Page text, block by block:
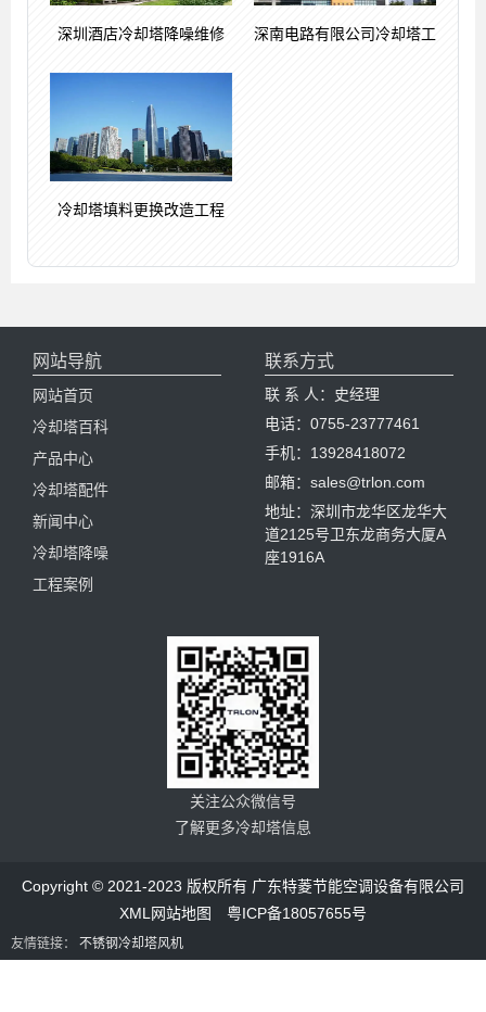
深圳酒店冷却塔降噪维修 深南电路有限公司冷却塔工
冷却塔填料更换改造工程
网站导航
网站首页
冷却塔百科
产品中心
冷却塔配件
新闻中心
冷却塔降噪
工程案例
联系方式
联 系 人：史经理
电话：0755-23777461
手机：13928418072
邮箱：sales@trlon.com
地址：深圳市龙华区龙华大
道2125号卫东龙商务大厦A
座1916A
关注公众微信号
了解更多冷却塔信息
Copyright © 2021-2023 版权所有 广东特菱节能空调设备有限公司
XML网站地图
粤ICP备18057655号
友情链接： 不锈钢冷却塔风机